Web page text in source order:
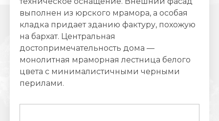
выполнен из юрского мрамора, а особая
кладка придает зданию фактуру, похожую
на бархат. Центральная
достопримечательность дома —
монолитная мраморная лестница белого
цвета с минималистичными черными
перилами.